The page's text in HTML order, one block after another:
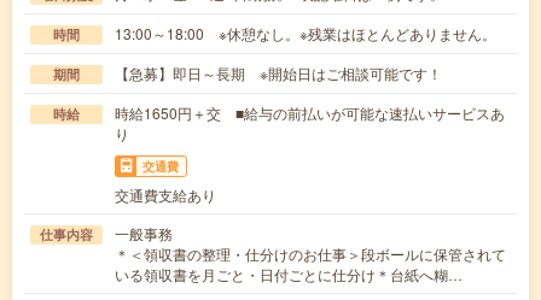
時間 13:00～18:00 ※休憩なし。※残業はほとんどありません。
期間 【急募】即日～長期 ※開始日はご相談可能です！
時給
時給1650円＋交 ■給与の前払いが可能な速払いサービスあ
り
交通費
交通費支給あり
仕事内容
一般事務
＊＜領収書の整理・仕分けのお仕事＞段ボールに保管されて
いる領収書を月ごと・日付ごとに仕分け＊台紙へ糊…